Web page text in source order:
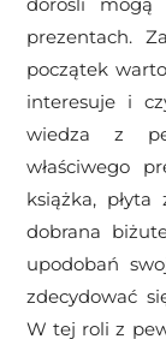
prezentach.
początek
interesuje i
wiedza z
właściwego
książka,
dobrana
upodobań
zdecydować
W tej roli z